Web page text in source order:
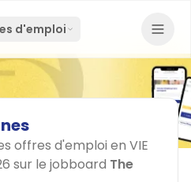
d'emploi
offres d'emploi en VIE
sur le jobboard The